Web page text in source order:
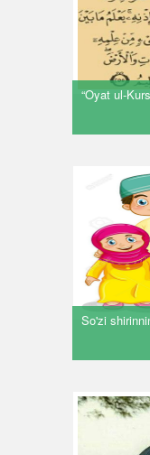
“Oyat ul-
So'zi